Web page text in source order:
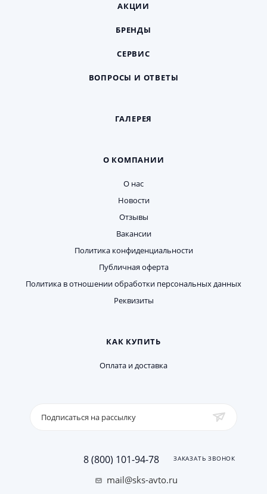
АКЦИИ
БРЕНДЫ
СЕРВИС
ВОПРОСЫ И ОТВЕТЫ
ГАЛЕРЕЯ
О КОМПАНИИ
О нас
Новости
Отзывы
Вакансии
Политика конфиденциальности
Публичная оферта
Политика в отношении обработки персональных данных
Реквизиты
КАК КУПИТЬ
Оплата и доставка
Подписаться на рассылку
8 (800) 101-94-78 ЗАКАЗАТЬ ЗВОНОК
mail@sks-avto.ru